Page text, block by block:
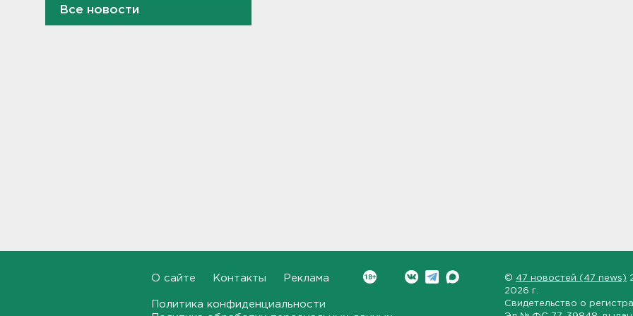
Борьба с огнем на
Все новости
О сайте Контакты Реклама
Политика конфиденциальности
© 47 новостей (47 news)
2026 г.
Свидетельство о